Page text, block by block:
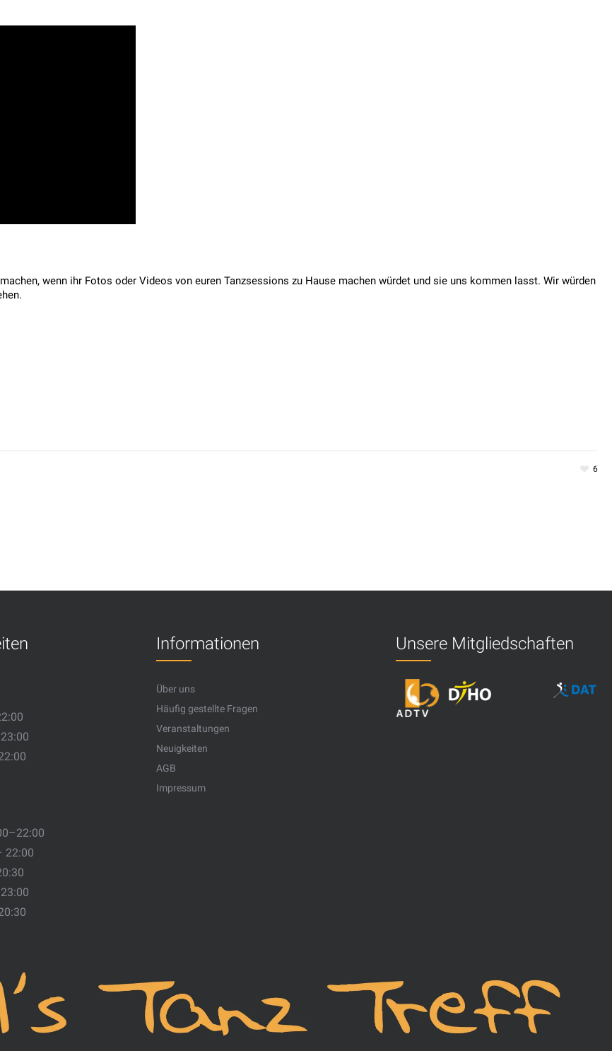
wenn ihr Fotos oder Videos von euren Tanzsessions zu Hause machen würdet und sie uns kommen lasst. Wir würden
6
22:00
Informationen
Über uns
Häufig gestellte Fragen
Veranstaltungen
Neuigkeiten
AGB
Impressum
Unsere Mitgliedschaften